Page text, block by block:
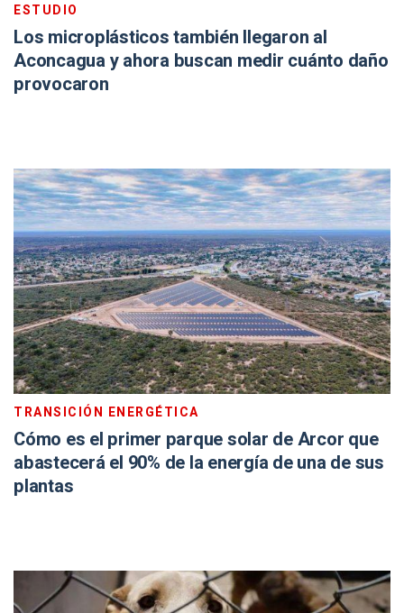
ESTUDIO
Los microplásticos también llegaron al
Aconcagua y ahora buscan medir cuánto daño
provocaron
TRANSICIÓN ENERGÉTICA
Cómo es el primer parque solar de Arcor que
abastecerá el 90% de la energía de una de sus
plantas